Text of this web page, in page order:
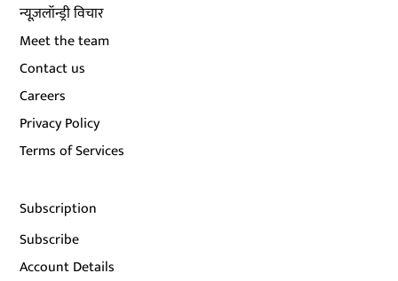
न्यूज़लॉन्ड्री विचार
Meet the team
Contact us
Careers
Privacy Policy
Terms of Services
Subscription
Subscribe
Account Details